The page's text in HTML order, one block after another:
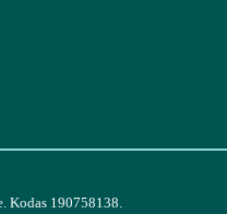
Kodas 190758138.